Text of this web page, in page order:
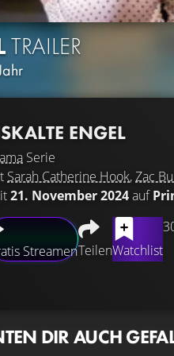
TRAILER
ENGEL
Serie
Sarah Catherine Hook,Zac
21. November 2024auf
StreamenTeilenWatchlist
DIR AUCH